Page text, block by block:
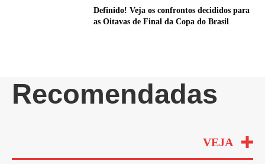
Definido! Veja os confrontos decididos para
as Oitavas de Final da Copa do Brasil
Recomendadas
VEJA